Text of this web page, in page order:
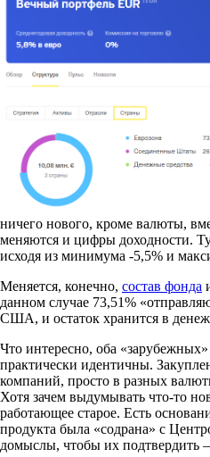
ничего нового, кроме валюты,
меняются и цифры доходности.
исходя из минимума -5,5% и
Меняется, конечно, состав фонда
данном случае 73,51%
США, и остаток хранится в
Что интересно, оба
практически идентичны.
компаний, просто в разных
Хотя зачем выдумывать что-то
работающее старое. Есть
продукта была «содрана» с
домыслы, чтобы их подтвердить